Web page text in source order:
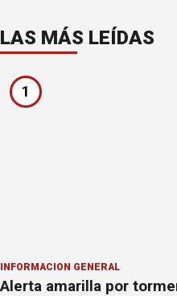
LAS MÁS LEÍDAS
1
INFORMACION GENERAL
Alerta amarilla por